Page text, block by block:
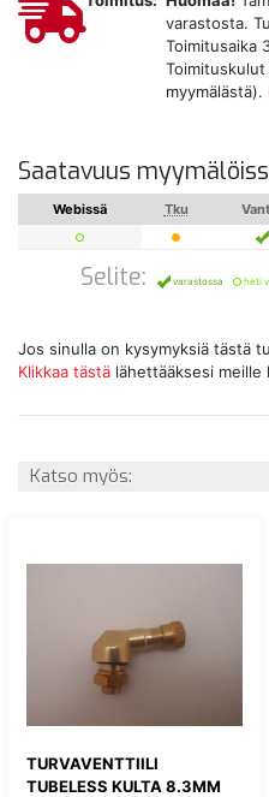
varastosta.
Toimitusaika
myymälästä).
Saatavuus
Webissä Tku
Selite: varastossa heti
Jos sinulla on kysymyksiä tästä
Klikkaa tästä lähettääksesi meille
Katso myös:
TURVAVENTTIILI
TUBELESS KULTA 8.3MM